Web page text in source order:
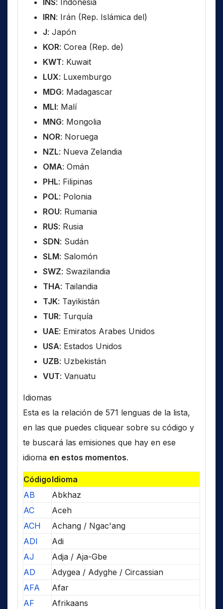
INS: Indonesia
IRN: Irán (Rep. Islámica del)
J: Japón
KOR: Corea (Rep. de)
KWT: Kuwait
LUX: Luxemburgo
MDG: Madagascar
MLI: Malí
MNG: Mongolia
NOR: Noruega
NZL: Nueva Zelandia
OMA: Omán
PHL: Filipinas
POL: Polonia
ROU: Rumania
RUS: Rusia
SDN: Sudán
SLM: Salomón
SWZ: Swazilandia
THA: Tailandia
TJK: Tayikistán
TUR: Turquía
UAE: Emiratos Arabes Unidos
USA: Estados Unidos
UZB: Uzbekistán
VUT: Vanuatu
Idiomas
Esta es la relación de 571 lenguas de la lista,
en las que puedes cliquear sobre su código y
te buscará las emisiones que hay en ese
idioma en estos momentos.
CódigoIdioma
AB
Abkhaz
AC
Aceh
ACH
Achang / Ngac'ang
ADI
Adi
AJ
Adja / Aja-Gbe
AD
Adygea / Adyghe / Circassian
AFA
Afar
AF
Afrikaans